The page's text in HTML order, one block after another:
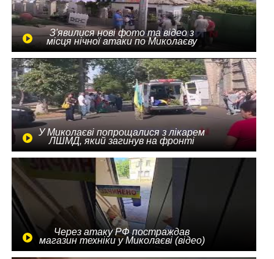
З'явилися нові фото та відео з
місця нічної атаки по Миколаєву
У Миколаєві попрощалися з лікарем
ЛШМД, який загинув на фронті
Через атаку РФ постраждав
магазин техніки у Миколаєві (відео)